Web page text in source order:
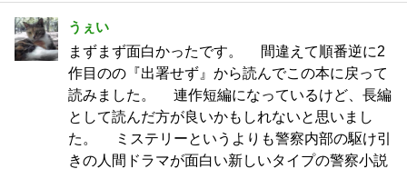
うぇい
まずまず面白かったです。 間違えて順番逆に2
作目のの『出署せず』から読んでこの本に戻って
読みました。 連作短編になっているけど、長編
として読んだ方が良いかもしれないと思いまし
た。 ミステリーというよりも警察内部の駆け引
きの人間ドラマが面白い新しいタイプの警察小説